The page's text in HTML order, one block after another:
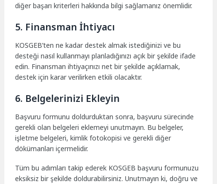
diğer başarı kriterleri hakkında bilgi sağlamanız önemlidir.
5. Finansman İhtiyacı
KOSGEB’ten ne kadar destek almak istediğinizi ve bu
desteği nasıl kullanmayı planladığınızı açık bir şekilde ifade
edin. Finansman ihtiyaçınızı net bir şekilde açıklamak,
destek için karar verilirken etkili olacaktır.
6. Belgelerinizi Ekleyin
Başvuru formunu doldurduktan sonra, başvuru sürecinde
gerekli olan belgeleri eklemeyi unutmayın. Bu belgeler,
işletme belgeleri, kimlik fotokopisi ve gerekli diğer
dökümanları içermelidir.
Tüm bu adımları takip ederek KOSGEB başvuru formunuzu
eksiksiz bir şekilde doldurabilirsiniz. Unutmayın ki, doğru ve